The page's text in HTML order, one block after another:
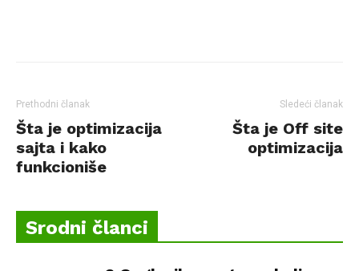
Prethodni članak
Šta je optimizacija
sajta i kako
funkcioniše
Sledeći članak
Šta je Off site
optimizacija
Srodni članci